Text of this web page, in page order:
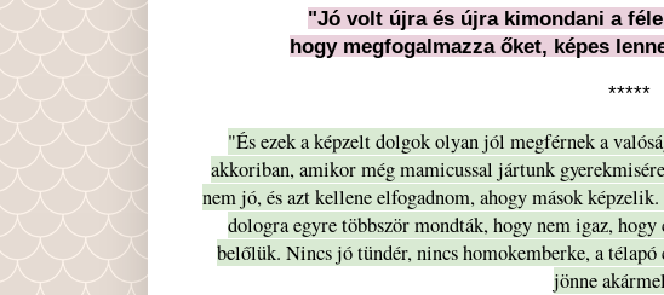
"Jó volt újra és újra kimondani a
hogy megfogalmazza őket, képes
*****
"És ezek a képzelt dolgok olyan jól megférnek a
akkoriban, amikor még mamicussal jártunk
nem jó, és azt kellene elfogadnom, ahogy mások
dologra egyre többször mondták, hogy nem igaz,
belőlük. Nincs jó tündér, nincs homokemberke, a
jönne